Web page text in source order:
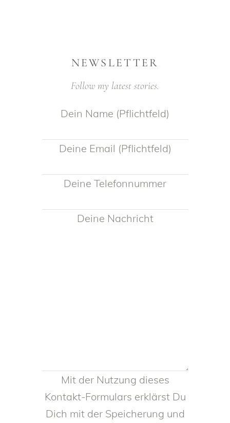
NEWSLETTER
Follow my latest stories.
Dein Name (Pflichtfeld)
Deine Email (Pflichtfeld)
Deine Telefonnummer
Deine Nachricht
Mit der Nutzung dieses
Kontakt-Formulars erklärst Du
Dich mit der Speicherung und